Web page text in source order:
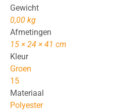
Gewicht
0,00 kg
Afmetingen
15 × 24 × 41 cm
Kleur
Groen
15
Materiaal
Polyester